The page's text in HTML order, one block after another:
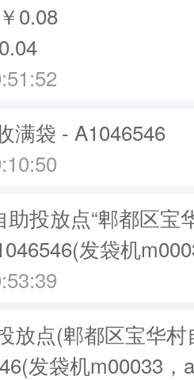
0.08
满袋 - A1046546
投放点“郫都区宝
发袋机
放点(郫都区宝华
发袋机m00033，